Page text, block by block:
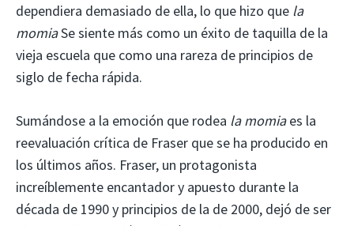
dependiera demasiado de ella, lo que hizo que la
momiaSe siente más como un éxito de taquilla de la
vieja escuela que como una rareza de principios de
siglo de fecha rápida.
Sumándose a la emoción que rodea la momiaes la
reevaluación crítica de Fraser que se ha producido en
los últimos años. Fraser, un protagonista
increíblemente encantador y apuesto durante la
década de 1990 y principios de la de 2000, dejó de ser